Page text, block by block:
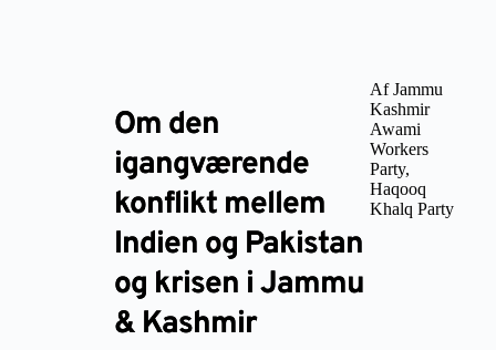
Om den
igangværende
konflikt mellem
Indien og Pakistan
og krisen i Jammu
& Kashmir
Af Jammu
Kashmir
Awami
Workers
Party,
Haqooq
Khalq Party